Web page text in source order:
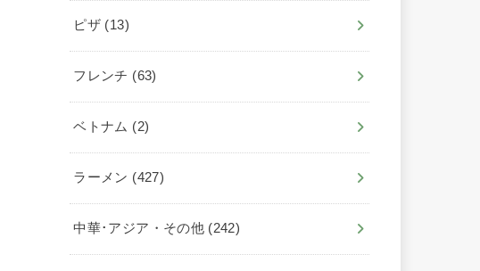
ピザ (13)
フレンチ (63)
ベトナム (2)
ラーメン (427)
中華･アジア・その他 (242)